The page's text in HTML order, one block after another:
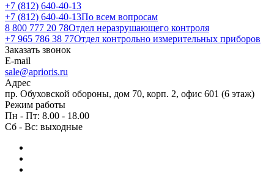
+7 (812) 640-40-13
+7 (812) 640-40-13По всем вопросам
8 800 777 20 78Отдел неразрушающего контроля
+7 965 786 38 77Отдел контрольно измерительных приборов
Заказать звонок
E-mail
sale@aprioris.ru
Адрес
пр. Обуховской обороны, дом 70, корп. 2, офис 601 (6 этаж)
Режим работы
Пн - Пт: 8.00 - 18.00
Сб - Вс: выходные